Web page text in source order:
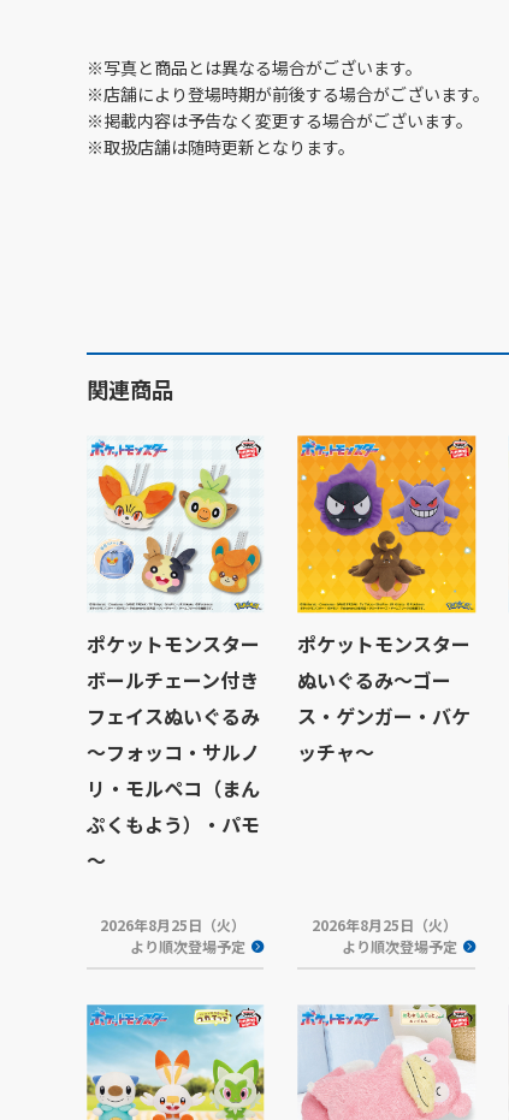
※写真と商品とは異なる場合がございます。
※店舗により登場時期が前後する場合がございます。
※掲載内容は予告なく変更する場合がございます。
※取扱店舗は随時更新となります。
関連商品
ポケットモンスター
ボールチェーン付き
フェイスぬいぐるみ
～フォッコ・サルノ
リ・モルペコ（まん
ぷくもよう）・パモ
～
2026年8月25日（火）
より順次登場予定
ポケットモンスター
ぬいぐるみ～ゴー
ス・ゲンガー・バケ
ッチャ～
2026年8月25日（火）
より順次登場予定